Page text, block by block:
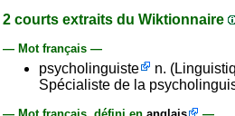
2 courts extraits du Wiktionnaire
— Mot français —
psycholinguiste
n.
Spécialiste de la